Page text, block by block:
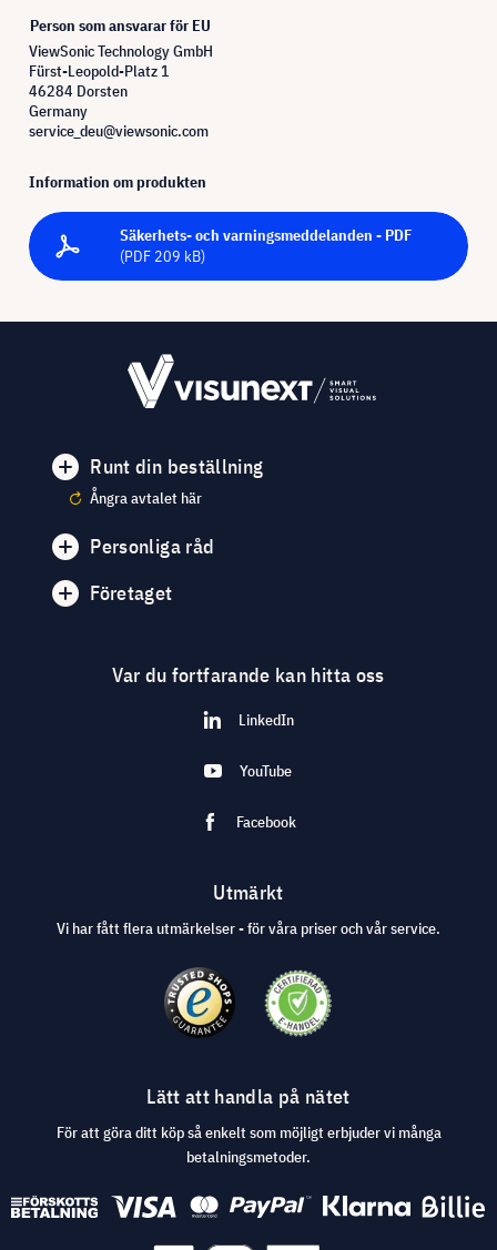
Person som ansvarar för EU
ViewSonic Technology GmbH
Fürst-Leopold-Platz 1
46284 Dorsten
Germany
service_deu@viewsonic.com
Information om produkten
Säkerhets- och varningsmeddelanden - PDF
(PDF 209 kB)
Runt din beställning
Ångra avtalet här
Personliga råd
Företaget
Var du fortfarande kan hitta oss
LinkedIn
YouTube
Facebook
Utmärkt
Vi har fått flera utmärkelser - för våra priser och vår service.
Lätt att handla på nätet
För att göra ditt köp så enkelt som möjligt erbjuder vi många
betalningsmetoder.